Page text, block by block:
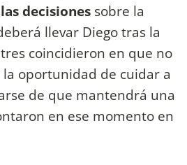
decisiones sobre la
llevar Diego tras la
coincidieron en que no
oportunidad de cuidar a
de que mantendrá una
en ese momento en